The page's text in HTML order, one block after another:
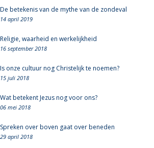
De betekenis van de mythe van de zondeval
14 april 2019
Religie, waarheid en werkelijkheid
16 september 2018
Is onze cultuur nog Christelijk te noemen?
15 juli 2018
Wat betekent Jezus nog voor ons?
06 mei 2018
Spreken over boven gaat over beneden
29 april 2018